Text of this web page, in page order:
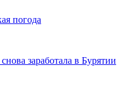
погода
заработала в Бурятии